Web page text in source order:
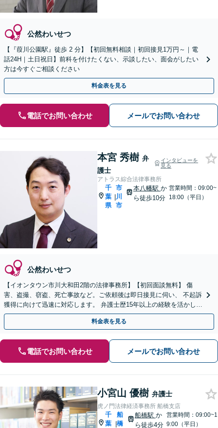
公然わいせつ
【『葭川公園駅』徒歩 2 分】【初回無料相談｜初回接見1万円～｜電
話24H｜土日祝日】前科を付けたくない、示談したい、面会がしたい
方は今すぐご相談ください
料金表を見る
電話でお問い合わせ メールでお問い合わせ
本宮 秀樹 弁
護士
インタビューを
見る
アトラス綜合法律事務所
千
葉
県
|
市
川
市
本八幡駅 か
ら徒歩10分
営業時間：09:00~
18:00（平日）
公然わいせつ
【イオンタウン市川大和田2階の法律事務所】【初回面談無料】 傷
害、盗撮、窃盗、死亡事故など。ご依頼後は即日接見に伺い、 不起訴
獲得に向けて迅速に対応します。 弁護士歴15年以上の経験を活かし、
最善の結果を模索します。【電話相談可】
料金表を見る
電話でお問い合わせ メールでお問い合わせ
小宮山 優樹 弁護士
虎ノ門法律経済事務所 船橋支店
千
葉 |
船
橋
船橋駅 か
ら徒歩4分
営業時間：09:00~1
9:00（平日）